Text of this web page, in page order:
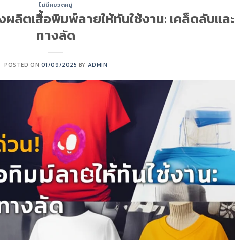
ไม่มีหมวดหมู่
ลิตเสื้อพิมพ์ลายให้ทันใช้งาน: เคล็ดลับและ
ทางลัด
POSTED ON 01/09/2025 BY ADMIN